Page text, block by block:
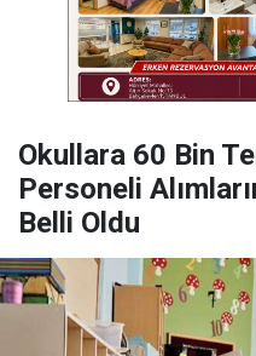
Okullara 60 Bin
Personeli
Belli Oldu